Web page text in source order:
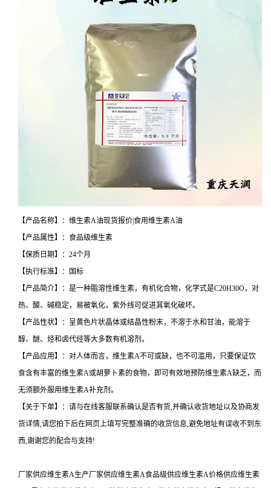
【产品名称】：维生素A油现货报价|食用维生素A油
【产品属性】：食品级维生素
【保质日期】：24个月
【执行标准】：国标
【产品简介】：是一种脂溶性维生素，有机化合物，化学式是C20H30O，对
热、酸、碱稳定，易被氧化，紫外线可促进其氧化破坏。
【产品性状】：呈黄色片状晶体或结晶性粉末，不溶于水和甘油，能溶于
醇、醚、烃和卤代烃等大多数有机溶剂。
【产品应用】：对人体而言，维生素A不可或缺，也不可滥用，只要保证饮
食含有丰富的维生素A或胡萝卜素的食物，即可有效地预防维生素A缺乏，而
无须额外服用维生素A补充剂。
【关于下单】：请与在线客服联系确认是否有货,并确认收货地址以及协商发
货详情,请您拍下后在网页上填写完整准确的收货信息,避免地址有误收不到东
西,谢谢您的配合与支持!
厂家供应维生素A生产厂家供应维生素A食品级供应维生素A价格供应维生素